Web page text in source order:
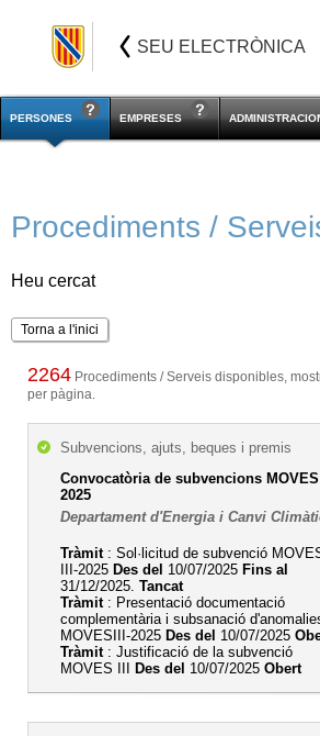
SEU ELECTRÒNICA
PERSONES EMPRESES
Procediments /
Heu cercat
Torna a l'inici
2264 Procediments / Serveis disponibles,
per pàgina.
Subvencions, ajuts, beques i premis
Convocatòria de subvencions MOVES
2025
Departament d'Energia i Canvi
Tràmit: Sol·licitud de subvenció
III-2025 Des del 10/07/2025 Fins al
31/12/2025. Tancat
Tràmit: Presentació documentació
complementària i subsanació
MOVESIII-2025 Des del 10/07/2025
Tràmit: Justificació de la subvenció
MOVES III
Des del 10/07/2025 Obert